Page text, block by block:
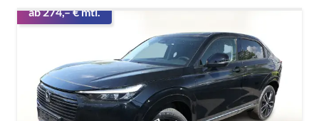
ab 274,– € mtl.